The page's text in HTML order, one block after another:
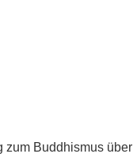
zum Buddhismus über